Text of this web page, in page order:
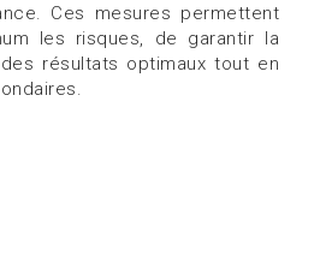
Ces mesures permettent
les risques, de garantir la
résultats optimaux tout en